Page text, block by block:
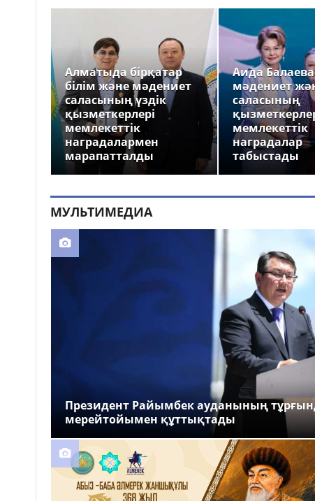
Алматыда бірқатар
білім және мәдениет
саласының үздік
қызметкерлері
мемлекеттік
наградалармен
марапатталды
Аида Балаева
мәдениет
саласының
мемлекеттік
наградалар
табыстады
МУЛЬТИМЕДИА
Президент Райымбек ауданының
мерейтойымен құттықтады